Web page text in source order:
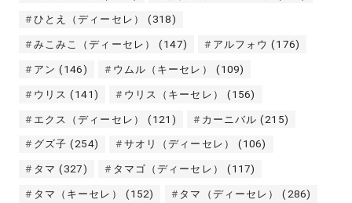
ひとえ（ディーセレ） (318)
みこみこ（ディーセレ） (147) アルフォウ (176)
アン (146) ウムル（キーセレ） (109)
ウリス (141) ウリス（キーセレ） (156)
エクス（ディーセレ） (121) カーニバル (215)
グズ子 (254) サオリ（ディーセレ） (106)
タマ (327) タマゴ（ディーセレ） (117)
タマ（キーセレ） (152) タマ（ディーセレ） (286)